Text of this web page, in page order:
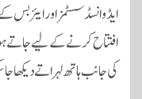
ایڈوانسڈ سسٹمز اور ایئربس
افتتاح کرنے کے لیے جاتے
کی جانب ہاتھ لہراتے دیکھا